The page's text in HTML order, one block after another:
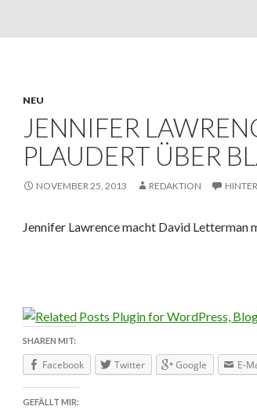
NEU
JENNIFER
PLAUDERT ÜBER
NOVEMBER 25, 2013 REDAKTION
Jennifer Lawrence macht David Letterman
SHAREN MIT:
Facebook Twitter Google E-
GEFÄLLT MIR: